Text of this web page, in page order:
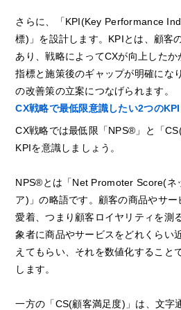
さらに、「KPI(Key Performance
標)」を設計します。KPIとは、顧客
あり、戦略によってCXが向上したか
指標と施策後のギャップが明確にな
の改善策の立案につなげられます。
CX戦略で最低限意識したい2つのKPI
CX戦略では最低限「NPS®」と「
KPIを意識しましょう。
NPS®とは「Net Promoter Score(ネ
ア)」の略語です。顧客の商品やサ
愛着、つまり顧客ロイヤリティを測
象者に商品やサービスをどれくらい
えてもらい、それを数値化すること
します。
一方の「CS(顧客満足度)」は、文字